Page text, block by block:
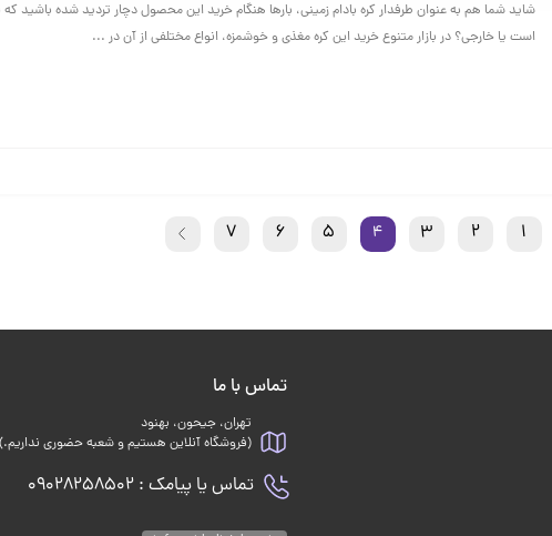
شاید شما هم به عنوان طرفدار کره‌ بادام زمینی، بارها هنگام خرید این محصول دچار تردید شده باشید که
است یا خارجی؟ در بازار متنوع خرید این کره مغذی و خوشمزه، انواع مختلفی از آن در ...
1
2
3
4
5
6
7
تماس با ما
تهران، جیحون، بهنود
(فروشگاه آنلاین هستیم و شعبه حضوری نداریم.)
تماس یا پیامک : 09028258502